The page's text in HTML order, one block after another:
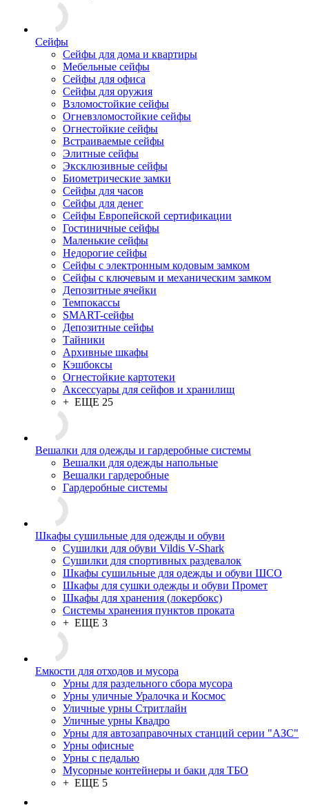
Сейфы
Сейфы для дома и квартиры
Мебельные сейфы
Сейфы для офиса
Сейфы для оружия
Взломостойкие сейфы
Огневзломостойкие сейфы
Огнестойкие сейфы
Встраиваемые сейфы
Элитные сейфы
Эксклюзивные сейфы
Биометрические замки
Сейфы для часов
Сейфы для денег
Сейфы Европейской сертификации
Гостиничные сейфы
Маленькие сейфы
Недорогие сейфы
Сейфы с электронным кодовым замком
Сейфы с ключевым и механическим замком
Депозитные ячейки
Темпокассы
SMART-сейфы
Депозитные сейфы
Тайники
Архивные шкафы
Кэшбоксы
Огнестойкие картотеки
Аксессуары для сейфов и хранилищ
+ ЕЩЕ 25
Вешалки для одежды и гардеробные системы
Вешалки для одежды напольные
Вешалки гардеробные
Гардеробные системы
Шкафы сушильные для одежды и обуви
Сушилки для обуви Vildis V-Shark
Сушилки для спортивных раздевалок
Шкафы сушильные для одежды и обуви ШСО
Шкафы для сушки одежды и обуви Промет
Шкафы для хранения (локербокс)
Системы хранения пунктов проката
+ ЕЩЕ 3
Емкости для отходов и мусора
Урны для раздельного сбора мусора
Урны уличные Уралочка и Космос
Уличные урны Стритлайн
Уличные урны Квадро
Урны для автозаправочных станций серии "АЗС"
Урны офисные
Урны с педалью
Мусорные контейнеры и баки для ТБО
+ ЕЩЕ 5